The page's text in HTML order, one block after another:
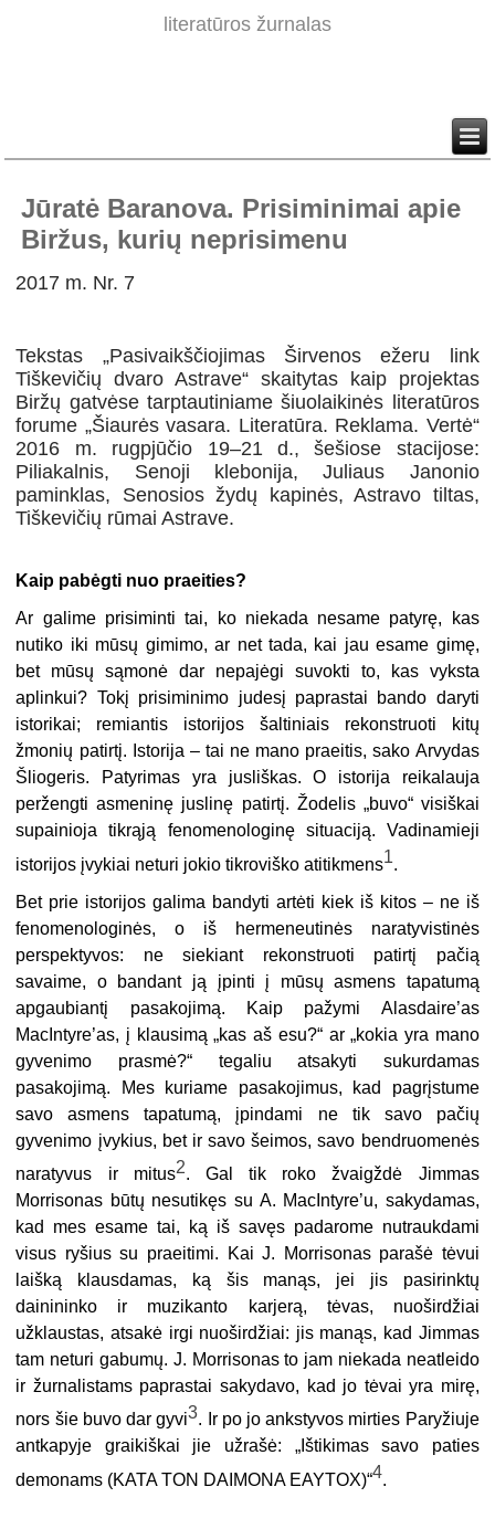
literatūros žurnalas
Jūratė Baranova. Prisiminimai apie
Biržus, kurių neprisimenu
2017 m. Nr. 7
Tekstas „Pasivaikščiojimas Širvenos ežeru link
Tiškevičių dvaro Astrave“ skaitytas kaip projektas
Biržų gatvėsetarptautiniame šiuolaikinės literatūros
forume „Šiaurės vasara. Literatūra. Reklama. Vertė“
2016 m. rugpjūčio 19–21 d., šešiose stacijose:
Piliakalnis, Senoji klebonija, Juliaus Janonio
paminklas, Senosios žydų kapinės, Astravo tiltas,
Tiškevičių rūmai Astrave.
Kaip pabėgti nuo praeities?
Ar galime prisiminti tai, ko niekada nesame patyrę, kas
nutiko iki mūsų gimimo, ar net tada, kai jau esame gimę,
bet mūsų sąmonė dar nepajėgi suvokti to, kas vyksta
aplinkui? Tokį prisiminimo judesį paprastai bando daryti
istorikai; remiantis istorijos šaltiniais rekonstruoti kitų
žmonių patirtį. Istorija – tai ne mano praeitis, sako Arvydas
Šliogeris. Patyrimas yra jusliškas. O istorija reikalauja
peržengti asmeninę juslinę patirtį. Žodelis „buvo“ visiškai
supainioja tikrąją fenomenologinę situaciją. Vadinamieji
istorijos įvykiai neturi jokio tikroviško atitikmens1.
Bet prie istorijos galima bandyti artėti kiek iš kitos – ne iš
fenomenologinės, o iš hermeneutinės naratyvistinės
perspektyvos: ne siekiant rekonstruoti patirtį pačią
savaime, o bandant ją įpinti į mūsų asmens tapatumą
apgaubiantį pasakojimą. Kaip pažymi Alasdaire’as
MacIntyre’as, į klausimą „kas aš esu?“ ar „kokia yra mano
gyvenimo prasmė?“ tegaliu atsakyti sukurdamas
pasakojimą. Mes kuriame pasakojimus, kad pagrįstume
savo asmens tapatumą, įpindami ne tik savo pačių
gyvenimo įvykius, bet ir savo šeimos, savo bendruomenės
naratyvus ir mitus2. Gal tik roko žvaigždė Jimmas
Morrisonas būtų nesutikęs su A. MacIntyre’u, sakydamas,
kad mes esame tai, ką iš savęs padarome nutraukdami
visus ryšius su praeitimi. Kai J. Morrisonas parašė tėvui
laišką klausdamas, ką šis manąs, jei jis pasirinktų
dainininko ir muzikanto karjerą, tėvas, nuoširdžiai
užklaustas, atsakė irgi nuoširdžiai: jis manąs, kad Jimmas
tam neturi gabumų. J. Morrisonas to jam niekada neatleido
ir žurnalistams paprastai sakydavo, kad jo tėvai yra mirę,
nors šie buvo dar gyvi3. Ir po jo ankstyvos mirties Paryžiuje
antkapyje graikiškai jie užrašė: „Ištikimas savo paties
demonams (KATA TON DAIMONA EAYTOX)“4.